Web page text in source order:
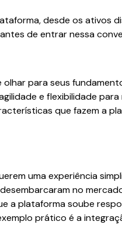
desde os ativos
de entrar nessa
para seus
e flexibilidade
que fazem a
uma experiência
no
a plataforma soube
prático é a